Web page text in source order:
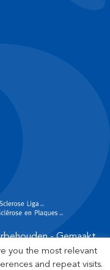
you the most relevant
and repeat visits.
- Gemaakt
bepalingen–